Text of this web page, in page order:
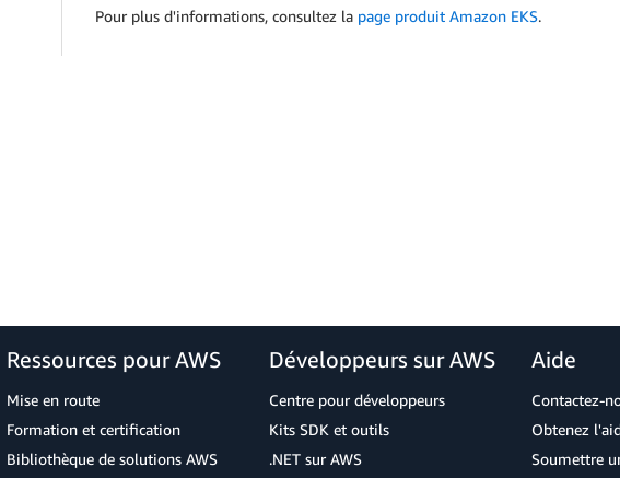
Pour plus d'informations, consultez la page produit Amazon EKS.
Ressources pour AWS
Mise en route
Formation et certification
Bibliothèque de solutions AWS
Développeurs sur AWS
Centre pour développeurs
Kits SDK et outils
.NET sur AWS
Aide
Contactez-
Obtenez
Soumettre